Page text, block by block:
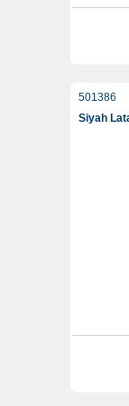
501386
Siyah